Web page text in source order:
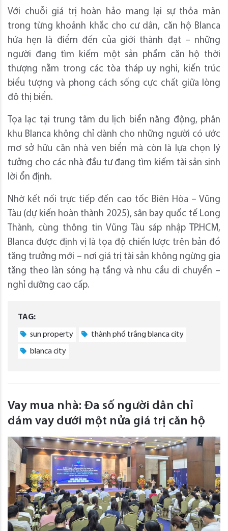
Với chuỗi giá trị hoàn hảo mang lại sự thỏa mãn
trong từng khoảnh khắc cho cư dân, căn hộ Blanca
hứa hẹn là điểm đến của giới thành đạt – những
người đang tìm kiếm một sản phẩm căn hộ thời
thượng nằm trong các tòa tháp uy nghi, kiến trúc
biểu tượng và phong cách sống cực chất giữa lòng
đô thị biển.
Tọa lạc tại trung tâm du lịch biển năng động, phân
khu Blanca không chỉ dành cho những người có ước
mơ sở hữu căn nhà ven biển mà còn là lựa chọn lý
tưởng cho các nhà đầu tư đang tìm kiếm tài sản sinh
lời ổn định.
Nhờ kết nối trực tiếp đến cao tốc Biên Hòa – Vũng
Tàu (dự kiến hoàn thành 2025), sân bay quốc tế Long
Thành, cùng thông tin Vũng Tàu sáp nhập TP.HCM,
Blanca được định vị là tọa độ chiến lược trên bản đồ
tăng trưởng mới – nơi giá trị tài sản không ngừng gia
tăng theo làn sóng hạ tầng và nhu cầu di chuyển –
nghỉ dưỡng cao cấp.
TAG:
sun property thành phố trắng blanca city
blanca city
Vay mua nhà: Đa số người dân chỉ
dám vay dưới một nửa giá trị căn hộ